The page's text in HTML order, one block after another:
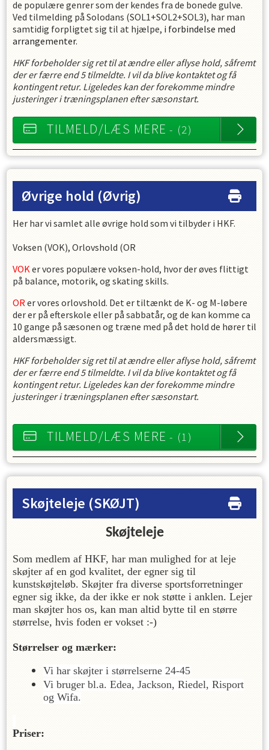
de populære genrer som der kendes fra de bonede gulve.
Ved tilmelding på Solodans (SOL1+SOL2+SOL3), har man
samtidig forpligtet sig til at hjælpe, i forbindelse med
arrangementer.
HKF forbeholder sig ret til at ændre eller aflyse hold, såfremt
der er færre end 5 tilmeldte. I vil da blive kontaktet og få
kontingent retur. Ligeledes kan der forekomme mindre
justeringer i træningsplanen efter sæsonstart.
TILMELD/LÆS MERE - (2)
Øvrige hold (Øvrig)
Her har vi samlet alle øvrige hold som vi tilbyder i HKF.
Voksen (VOK), Orlovshold (OR
VOKer vores populære voksen-hold, hvor der øves flittigt
på balance, motorik, og skating skills.
ORer vores orlovshold. Det er tiltænkt de K- og M-løbere
der er på efterskole eller på sabbatår, og de kan komme ca
10 gange på sæsonen og træne med på det hold de hører til
aldersmæssigt.
HKF forbeholder sig ret til at ændre eller aflyse hold, såfremt
der er færre end 5 tilmeldte. I vil da blive kontaktet og få
kontingent retur. Ligeledes kan der forekomme mindre
justeringer i træningsplanen efter sæsonstart.
TILMELD/LÆS MERE - (1)
Skøjteleje (SKØJT)
Skøjteleje
Som medlem af HKF, har man mulighed for at leje
skøjter af en god kvalitet, der egner sig til
kunstskøjteløb. Skøjter fra diverse sportsforretninger
egner sig ikke, da der ikke er nok støtte i anklen. Lejer
man skøjter hos os, kan man altid bytte til en større
størrelse, hvis foden er vokset :-)
Størrelser og mærker:
Vi har skøjter i størrelserne 24-45
Vi bruger bl.a. Edea, Jackson, Riedel, Risport
og Wifa.
Priser: